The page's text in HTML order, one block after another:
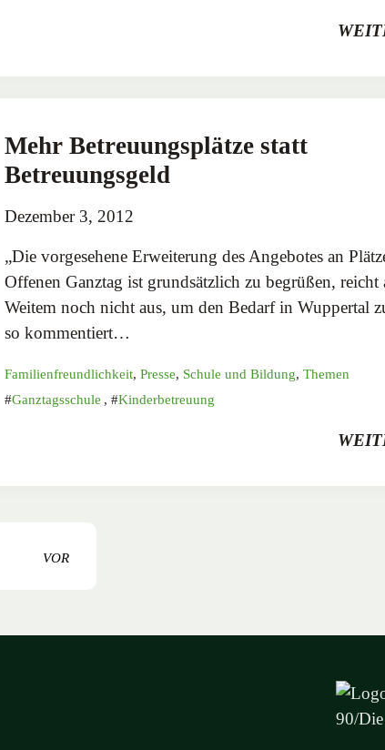
Mehr Betreuungsplätze statt
Betreuungsgeld
Dezember 3, 2012
„Die vorgesehene Erweiterung des Angebotes an
Offenen Ganztag ist grundsätzlich zu begrüßen, reicht
Weitem noch nicht aus, um den Bedarf in Wuppertal
so kommentiert…
Familienfreundlichkeit, Presse, Schule und Bildung, Themen
Ganztagsschule , Kinderbetreuung
VOR